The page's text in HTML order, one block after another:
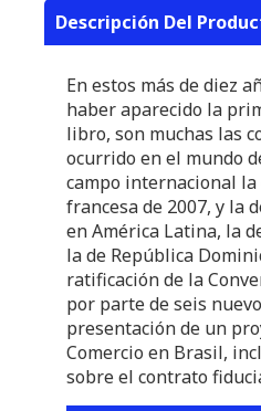
Descripción Del
En estos más de diez
haber aparecido la
libro, son muchas las
ocurrido en el mundo
campo internacional
francesa de 2007, y la
en América Latina, la
la de República
ratificación de la
por parte de seis
presentación de un
Comercio en Brasil,
sobre el contrato